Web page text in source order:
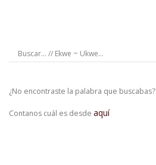
¿No encontraste la palabra que buscabas?
Contanos cuál es desde aquí